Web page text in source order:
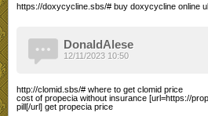
https://doxycycline.sbs/# buy doxycycline online
DonaldAlese
http://clomid.sbs/# where to get clomid price
cost of propecia without insurance [url=https://
pill[/url] get propecia price
12/11/2023 10:50